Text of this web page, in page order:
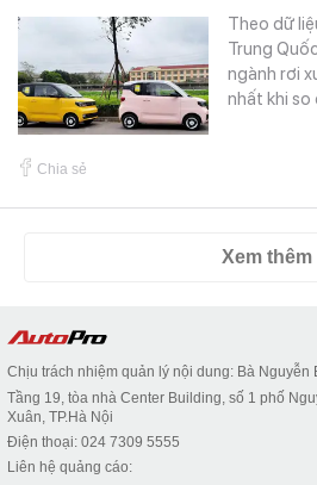
Theo dữ
Trung
ngành rơi
nhất khi
Chia sẻ
Xem thêm
Chịu trách nhiệm quản lý nội dung: Bà Nguyễn
Tầng 19, tòa nhà Center Building, số 1 phố
Xuân, TP.Hà Nội
Điện thoại: 024 7309 5555
Liên hệ quảng cáo: